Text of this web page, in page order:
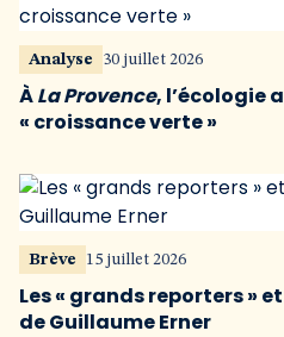
Analyse 30 juillet 2026
ÀLa Provence, l’écologie
« croissance verte »
Brève 15 juillet 2026
Les « grands reporters » et
de Guillaume Erner